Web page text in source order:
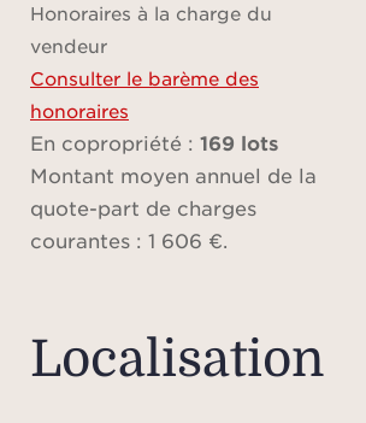
Honoraires à la charge du
vendeur
Consulter le barème des
honoraires
En copropriété : 169 lots
Montant moyen annuel de la
quote-part de charges
courantes : 1 606 €.
Localisation